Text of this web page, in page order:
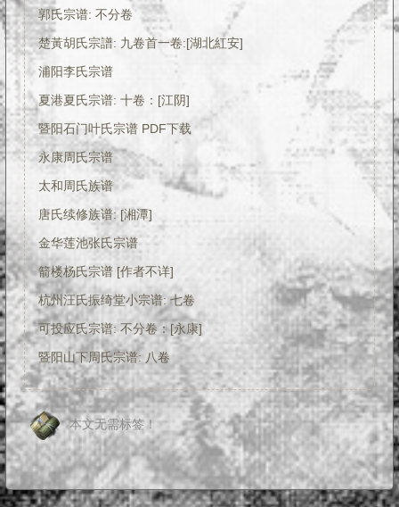
郭氏宗谱: 不分卷
楚黃胡氏宗譜: 九卷首一卷:[湖北紅安]
浦阳李氏宗谱
夏港夏氏宗谱: 十卷：[江阴]
暨阳石门叶氏宗谱 PDF下载
永康周氏宗谱
太和周氏族谱
唐氏续修族谱: [湘潭]
金华莲池张氏宗谱
箭楼杨氏宗谱 [作者不详]
杭州汪氏振绮堂小宗谱: 七卷
可投应氏宗谱: 不分卷：[永康]
暨阳山下周氏宗谱: 八卷
本文无需标签！